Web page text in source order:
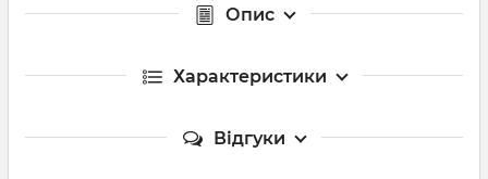
Опис
Характеристики
Відгуки